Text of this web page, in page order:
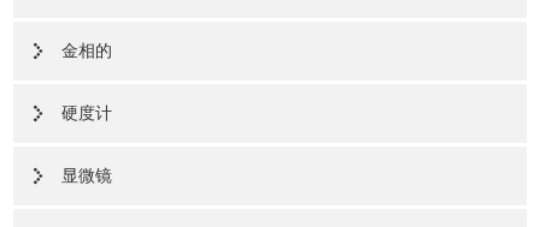
金相的
硬度计
显微镜